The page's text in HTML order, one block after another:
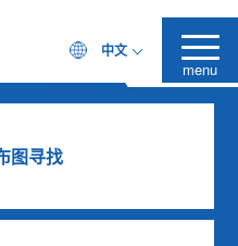
中文
menu
Formulator
图寻找